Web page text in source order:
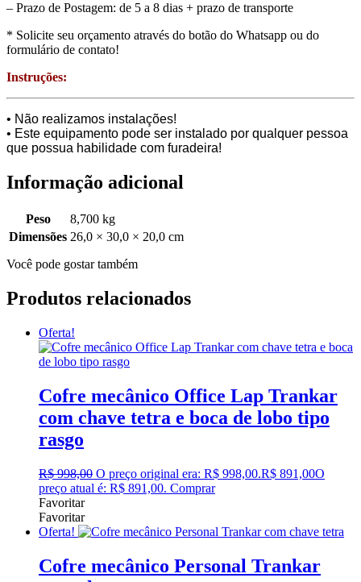
– Prazo de Postagem: de 5 a 8 dias + prazo de transporte
* Solicite seu orçamento através do botão do Whatsapp ou do
formulário de contato!
Instruções:
• Não realizamos instalações!
• Este equipamento pode ser instalado por qualquer pessoa
que possua habilidade com furadeira!
Informação adicional
Peso
8,700 kg
Dimensões 26,0 × 30,0 × 20,0 cm
Você pode gostar também
Produtos relacionados
Oferta!
Cofre mecânico Office Lap Trankar
com chave tetra e boca de lobo tipo
rasgo
R$998,00 O preço original era: R$ 998,00.R$ 891,00O
preço atual é: R$ 891,00. Comprar
Favoritar
Favoritar
Oferta!
Cofre mecânico Personal Trankar